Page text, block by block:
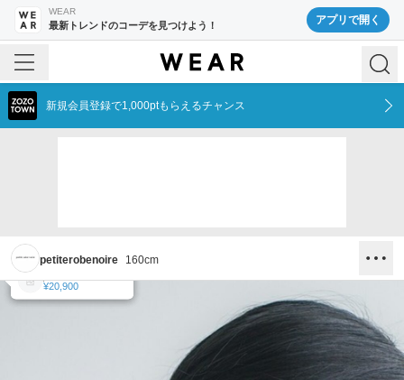
WEAR
最新トレンドのコーデを見つけよう！ アプリで開く
新規会員登録で1,000ptもらえるチャンス
petiterobenoire 160cm
¥13,200
¥13,200
¥20,900